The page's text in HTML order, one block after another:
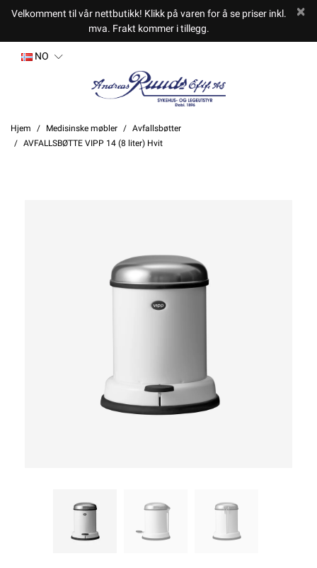
Velkomment til vår nettbutikk! Klikk på varen for å se priser inkl.
mva. Frakt kommer i tillegg.
NO
Hjem Medisinske møbler
Avfallsbøtter
AVFALLSBØTTE VIPP 14 (8 liter) Hvit